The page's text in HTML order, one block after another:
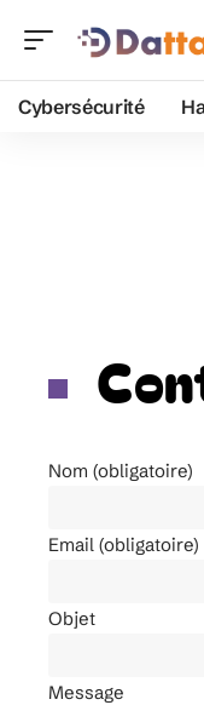
Cybersécurité
Nom (obligatoire)
Email (obligatoire)
Objet
Message